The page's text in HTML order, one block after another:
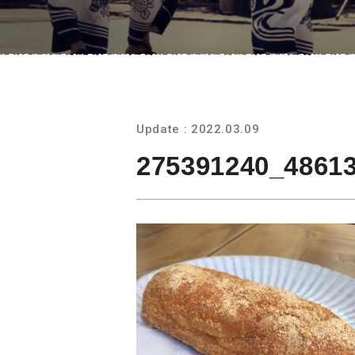
Update : 2022.03.09